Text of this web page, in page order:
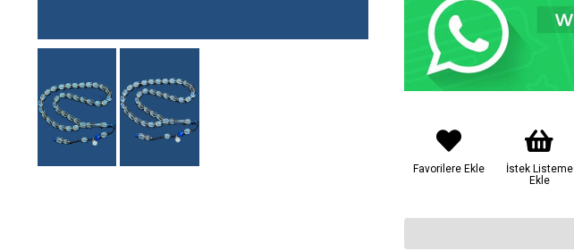
Favorilere Ekle
İstek Listeme
Ekle